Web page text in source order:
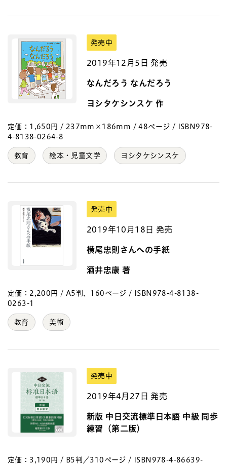
発売中
2019年12月5日 発売
なんだろう なんだろう
ヨシタケシンスケ 作
定価：1,650円 / 237mm×186mm / 48ページ / ISBN978-
4-8138-0264-8
教育 絵本・児童文学 ヨシタケシンスケ
発売中
2019年10月18日 発売
横尾忠則さんへの手紙
酒井忠康 著
定価：2,200円 / A5判、160ページ / ISBN978-4-8138-
0263-1
教育 美術
発売中
2019年4月27日 発売
新版 中日交流標準日本語 中級 同歩
練習（第二版）
定価：3,190円 / B5判／310ページ / ISBN978-4-86639-